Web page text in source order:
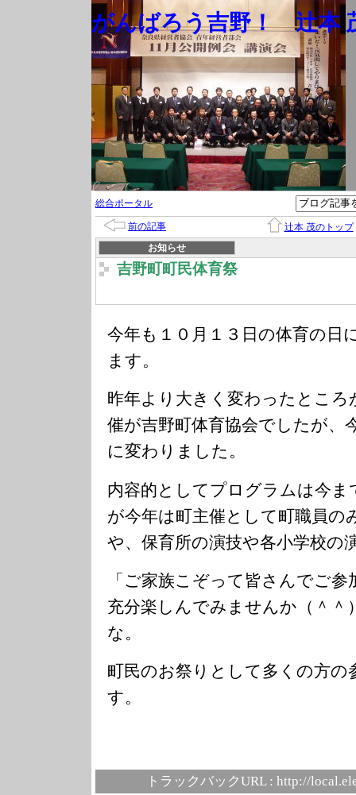
がんばろう吉野！ 辻本
総合ポータル
前の記事
辻本 茂のトップ
お知らせ
吉野町町民体育祭
今年も１０月１３日の体育の日
ます。
昨年より大きく変わったとこ
催が吉野町体育協会でしたが、
に変わりました。
内容的としてプログラムは今
が今年は町主催として町職員の
や、保育所の演技や各小学校の
「ご家族こぞって皆さんでご
充分楽しんでみませんか（＾＾
な。
町民のお祭りとして多くの方
す。
トラックバックURL : http://